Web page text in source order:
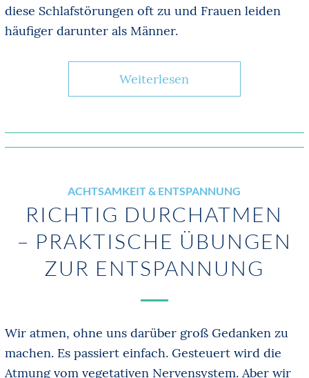
diese Schlafstörungen oft zu und Frauen leiden
häufiger darunter als Männer.
Weiterlesen
ACHTSAMKEIT & ENTSPANNUNG
RICHTIG DURCHATMEN
– PRAKTISCHE ÜBUNGEN
ZUR ENTSPANNUNG
Wir atmen, ohne uns darüber groß Gedanken zu
machen. Es passiert einfach. Gesteuert wird die
Atmung vom vegetativen Nervensystem. Aber wir